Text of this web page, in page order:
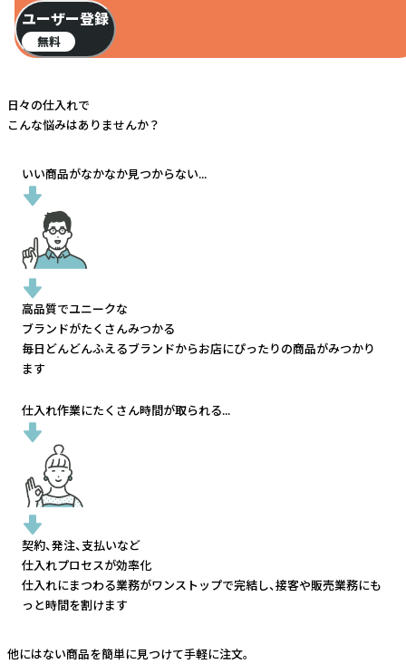
ユーザー登録
無料
日々の仕入れで
こんな悩みはありませんか？
いい商品がなかなか見つからない...
高品質でユニークな
ブランドがたくさんみつかる
毎日どんどんふえるブランドからお店にぴったりの商品がみつかり
ます
仕入れ作業にたくさん時間が取られる...
契約、発注、支払いなど
仕入れプロセスが効率化
仕入れにまつわる業務がワンストップで完結し、接客や販売業務にも
っと時間を割けます
他にはない商品を簡単に見つけて手軽に注文。